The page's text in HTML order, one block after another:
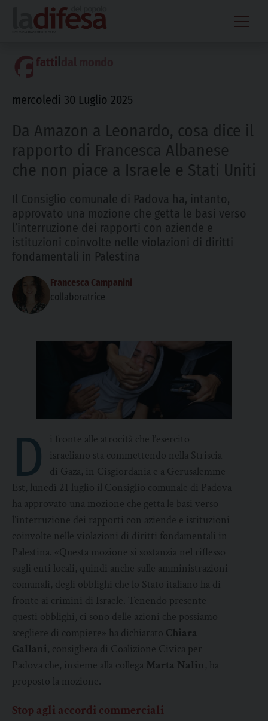
content
fatti
mercoledì 30 Luglio 2025
Da Amazon a Leonardo, cosa dice il
rapporto di Francesca Albanese
che non piace a Israele e Stati Uniti
Il Consiglio comunale di Padova ha, intanto,
approvato una mozione che getta le basi verso
l’interruzione dei rapporti con aziende e
istituzioni coinvolte nelle violazioni di diritti
fondamentali in Palestina
Francesca Campanini
collaboratrice
D
i fronte alle atrocità che l’esercito
israeliano sta commettendo nella Striscia
di Gaza, in Cisgiordania e a Gerusalemme
Est, lunedì 21 luglio il Consiglio comunale di Padova
ha approvato una mozione che getta le basi verso
l’interruzione dei rapporti con aziende e istituzioni
coinvolte nelle violazioni di diritti fondamentali in
Palestina. «Questa mozione si sostanzia nel riflesso
sugli enti locali, quindi anche sulle amministrazioni
comunali, degli obblighi che lo Stato italiano ha di
fronte ai crimini di Israele. Tenendo presente
questi obblighi, ci sono delle azioni che possiamo
scegliere di compiere» ha dichiarato Chiara
Gallani, consigliera di Coalizione Civica per
Padova che, insieme alla collega Marta Nalin, ha
proposto la mozione.
Stop agli accordi commerciali